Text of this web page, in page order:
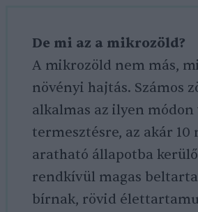
De mi az a mikrozöld?
A mikrozöld nem más,
növényi hajtás. Számos
alkalmas az ilyen módon
termesztésre, az akár 10
aratható állapotba
rendkívül magas
bírnak, rövid